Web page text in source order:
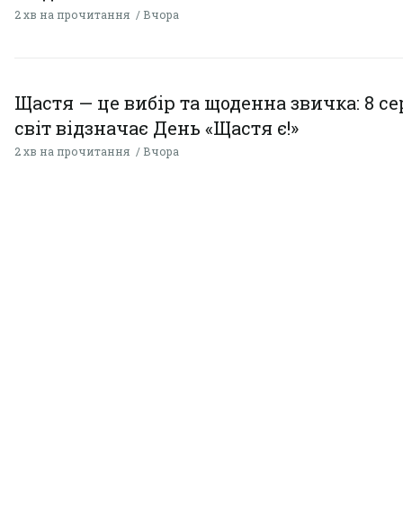
2 хв на прочитання Вчора
Щастя — це вибір та щоденна звичка: 8
світ відзначає День «Щастя є!»
2 хв на прочитання Вчора